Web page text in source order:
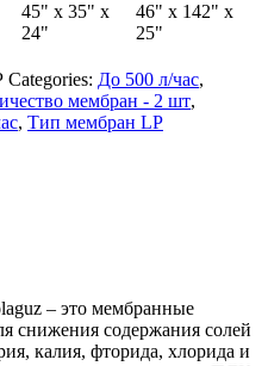
45" x 35" x
24"
46" x 142" x
25"
Categories: До 500 л/час,
мембран - 2 шт,
, Тип мембран LP
– это мембранные
снижения содержания солей
калия, фторида, хлорида и